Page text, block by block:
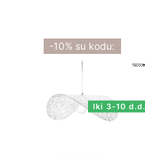
-10% su kodu:
Iki 3-10 d.d.